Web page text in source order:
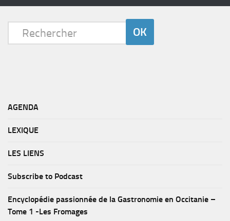
AGENDA
LEXIQUE
LES LIENS
Subscribe to Podcast
Encyclopédie passionnée de la Gastronomie en Occitanie –
Tome 1 -Les Fromages